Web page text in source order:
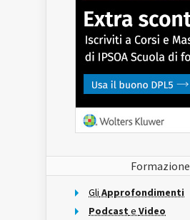
Formazione
Gli Approfondimenti
Podcast e Video